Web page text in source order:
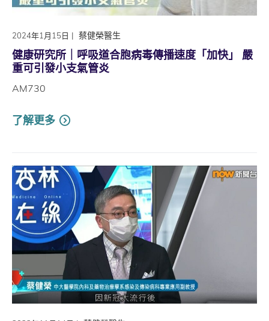
2024年1月15日 | 蔡健榮醫生
健康研究所｜呼吸道合胞病毒傳播速度「加快」 嚴
重可引發小支氣管炎
AM730
了解更多